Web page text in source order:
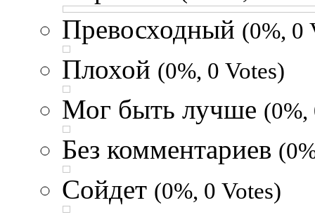
Превосходный (0%, 0
Плохой (0%, 0 Votes)
Мог быть лучше (0%,
Без комментариев
Сойдет (0%, 0 Votes)